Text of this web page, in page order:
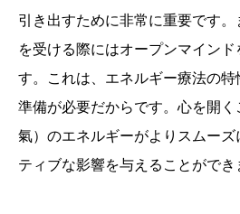
引き出すために非常に重要です。
を受ける際にはオープンマイン
す。これは、エネルギー療法の
準備が必要だからです。心を開
氣）のエネルギーがよりスムー
ティブな影響を与えることができ